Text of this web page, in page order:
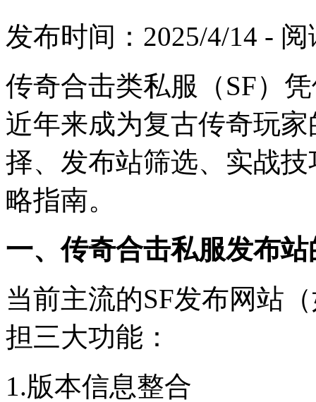
发布时间：2025/4/14 -
传奇合击类私服（SF）
近年来成为复古传奇玩
择、发布站筛选、实战
略指南。
一、传奇合击私服发布
当前主流的SF发布网站
担三大功能：
1.版本信息整合